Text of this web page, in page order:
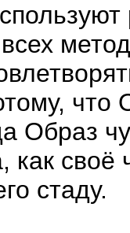
что
Образ
как
стаду.